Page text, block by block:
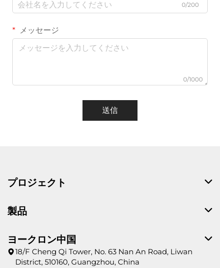
0/200
メッセージ
0/1000
送信
プロジェクト
製品
ヨークロン中国
18/F Cheng Qi Tower, No. 63 Nan An Road, Liwan
District, 510160, Guangzhou, China